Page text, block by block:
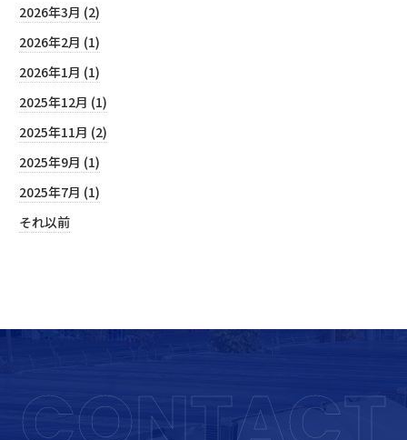
2026年3月 (2)
2026年2月 (1)
2026年1月 (1)
2025年12月 (1)
2025年11月 (2)
2025年9月 (1)
2025年7月 (1)
それ以前